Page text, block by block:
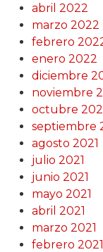
abril 2022
marzo 2022
febrero
enero 2022
diciembre
noviembre
octubre
septiembre
agosto 2021
julio 2021
junio 2021
mayo 2021
abril 2021
marzo 2021
febrero 2021